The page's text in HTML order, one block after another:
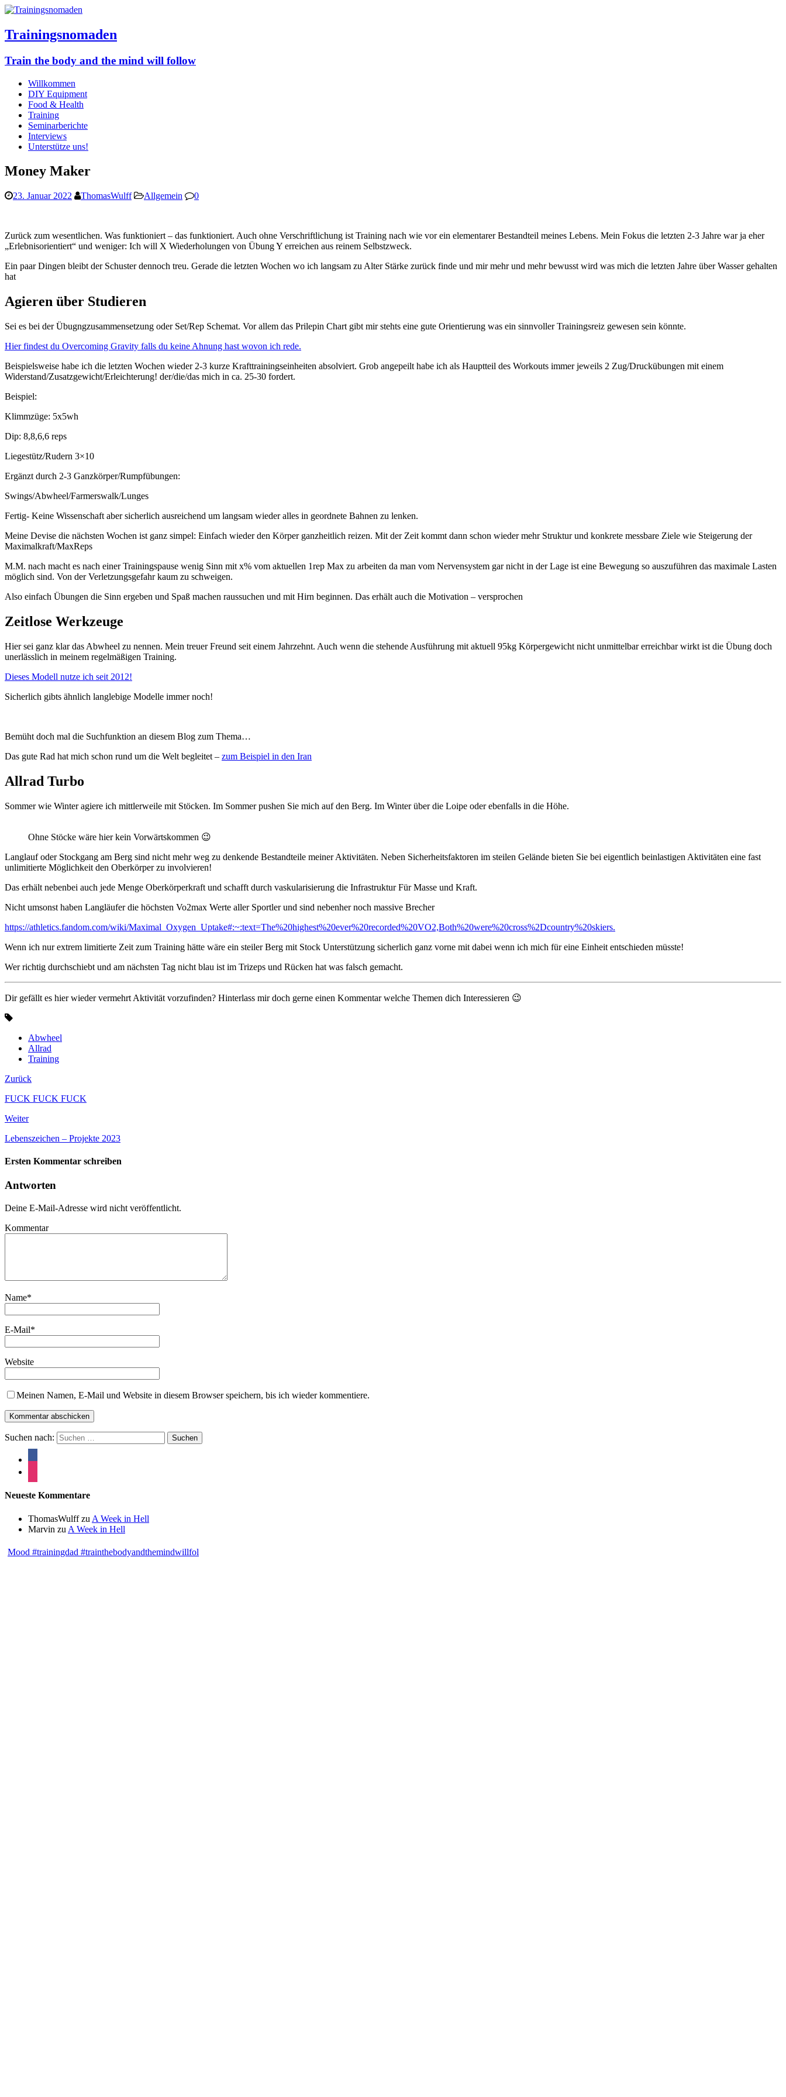
Trainingsnomaden
Train the body and the mind will follow
Willkommen
DIY Equipment
Food & Health
Training
Seminarberichte
Interviews
Unterstütze uns!
Money Maker
23. Januar 2022 ThomasWulff Allgemein 0
Zurück zum wesentlichen. Was funktioniert – das funktioniert. Auch ohne Verschriftlichung ist Training nach wie vor ein elementarer Bestandteil meines Lebens. Mein Fokus die letzten 2-3 Jahre war ja eher
„Erlebnisorientiert“ und weniger: Ich will X Wiederholungen von Übung Y erreichen aus reinem Selbstzweck.
Ein paar Dingen bleibt der Schuster dennoch treu. Gerade die letzten Wochen wo ich langsam zu Alter Stärke zurück finde und mir mehr und mehr bewusst wird was mich die letzten Jahre über Wasser gehalten
hat
Agieren über Studieren
Sei es bei der Übugngzusammensetzung oder Set/Rep Schemat. Vor allem das Prilepin Chart gibt mir stehts eine gute Orientierung was ein sinnvoller Trainingsreiz gewesen sein könnte.
Hier findest du Overcoming Gravity falls du keine Ahnung hast wovon ich rede.
Beispielsweise habe ich die letzten Wochen wieder 2-3 kurze Krafttrainingseinheiten absolviert. Grob angepeilt habe ich als Hauptteil des Workouts immer jeweils 2 Zug/Druckübungen mit einem
Widerstand/Zusatzgewicht/Erleichterung! der/die/das mich in ca. 25-30 fordert.
Beispiel:
Klimmzüge: 5x5wh
Dip: 8,8,6,6 reps
Liegestütz/Rudern 3×10
Ergänzt durch 2-3 Ganzkörper/Rumpfübungen:
Swings/Abwheel/Farmerswalk/Lunges
Fertig- Keine Wissenschaft aber sicherlich ausreichend um langsam wieder alles in geordnete Bahnen zu lenken.
Meine Devise die nächsten Wochen ist ganz simpel: Einfach wieder den Körper ganzheitlich reizen. Mit der Zeit kommt dann schon wieder mehr Struktur und konkrete messbare Ziele wie Steigerung der
Maximalkraft/MaxReps
M.M. nach macht es nach einer Trainingspause wenig Sinn mit x% vom aktuellen 1rep Max zu arbeiten da man vom Nervensystem gar nicht in der Lage ist eine Bewegung so auszuführen das maximale Lasten
möglich sind. Von der Verletzungsgefahr kaum zu schweigen.
Also einfach Übungen die Sinn ergeben und Spaß machen raussuchen und mit Hirn beginnen. Das erhält auch die Motivation – versprochen
Zeitlose Werkzeuge
Hier sei ganz klar das Abwheel zu nennen. Mein treuer Freund seit einem Jahrzehnt. Auch wenn die stehende Ausführung mit aktuell 95kg Körpergewicht nicht unmittelbar erreichbar wirkt ist die Übung doch
unerlässlich in meinem regelmäßigen Training.
Dieses Modell nutze ich seit 2012!
Sicherlich gibts ähnlich langlebige Modelle immer noch!
Bemüht doch mal die Suchfunktion an diesem Blog zum Thema…
Das gute Rad hat mich schon rund um die Welt begleitet – zum Beispiel in den Iran
Allrad Turbo
Sommer wie Winter agiere ich mittlerweile mit Stöcken. Im Sommer pushen Sie mich auf den Berg. Im Winter über die Loipe oder ebenfalls in die Höhe.
Ohne Stöcke wäre hier kein Vorwärtskommen 😉
Langlauf oder Stockgang am Berg sind nicht mehr weg zu denkende Bestandteile meiner Aktivitäten. Neben Sicherheitsfaktoren im steilen Gelände bieten Sie bei eigentlich beinlastigen Aktivitäten eine fast
unlimitierte Möglichkeit den Oberkörper zu involvieren!
Das erhält nebenbei auch jede Menge Oberkörperkraft und schafft durch vaskularisierung die Infrastruktur Für Masse und Kraft.
Nicht umsonst haben Langläufer die höchsten Vo2max Werte aller Sportler und sind nebenher noch massive Brecher
https://athletics.fandom.com/wiki/Maximal_Oxygen_Uptake#:~:text=The%20highest%20ever%20recorded%20VO2,Both%20were%20cross%2Dcountry%20skiers.
Wenn ich nur extrem limitierte Zeit zum Training hätte wäre ein steiler Berg mit Stock Unterstützung sicherlich ganz vorne mit dabei wenn ich mich für eine Einheit entschieden müsste!
Wer richtig durchschiebt und am nächsten Tag nicht blau ist im Trizeps und Rücken hat was falsch gemacht.
Dir gefällt es hier wieder vermehrt Aktivität vorzufinden? Hinterlass mir doch gerne einen Kommentar welche Themen dich Interessieren 😉
Abwheel
Allrad
Training
Zurück
FUCK FUCK FUCK
Weiter
Lebenszeichen – Projekte 2023
Ersten Kommentar schreiben
Antworten
Deine E-Mail-Adresse wird nicht veröffentlicht.
Kommentar
Name*
E-Mail*
Website
Meinen Namen, E-Mail und Website in diesem Browser speichern, bis ich wieder kommentiere.
Suchen nach:
Neueste Kommentare
ThomasWulffzu A Week in Hell
Marvin zu A Week in Hell
Mood #trainingdad #trainthebodyandthemindwillfol